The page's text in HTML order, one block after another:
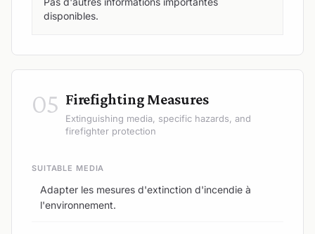
disponibles.
05 Firefighting Measures
Extinguishing media, specific hazards, and
firefighter protection
SUITABLE MEDIA
Adapter les mesures d'extinction d'incendie à
l'environnement.